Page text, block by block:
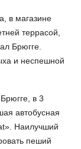
в магазине
террасой,
Брюгге.
и неспешной
в 3
автобусная
Наилучший
пеший